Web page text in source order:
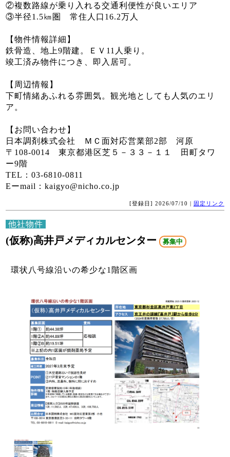
②複数路線が乗り入れる交通利便性が良いエリア
③半径1.5㎞圏 常住人口16.2万人
【物件情報詳細】
鉄骨造、地上9階建。ＥＶ11人乗り。
竣工済み物件につき、即入居可。
【周辺情報】
下町情緒あふれる雰囲気。観光地としても人気のエリ
ア。
【お問い合わせ】
日本調剤株式会社 ＭＣ面対応営業部2部 河原
〒108-0014 東京都港区芝５－３３－１１ 田町タワ
ー9階
TEL：03-6810-0811
Eーmail：kaigyo@nicho.co.jp
[登録日] 2026/07/10 | 固定リンク
他社物件
(仮称)高井戸メディカルセンター 募集中
環状八号線沿いの希少な1階区画